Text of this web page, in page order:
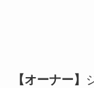
【オーナー】